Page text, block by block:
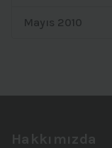
Mayıs 2010
Hakkımızda